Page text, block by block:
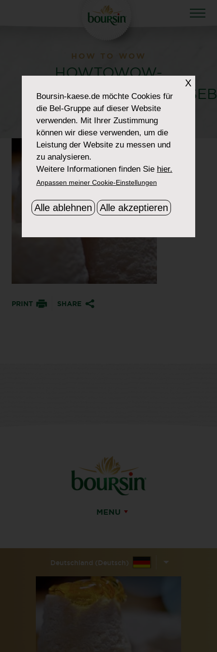
HOW TO WOW
HOWTOWOW-
4-MACONNAIS
PRINT SHARE
MENU
Deutschland (Deutsch)
X
Boursin-kaese.demöchte Cookies für
die Bel-Gruppe auf dieser Website
verwenden. Mit Ihrer Zustimmung
können wir diese verwenden, um die
Leistung der Website zu messen und
zu analysieren.
Weitere Informationen finden Sie hier.
Anpassen meiner Cookie-Einstellungen
Alle ablehnen Alle akzeptieren